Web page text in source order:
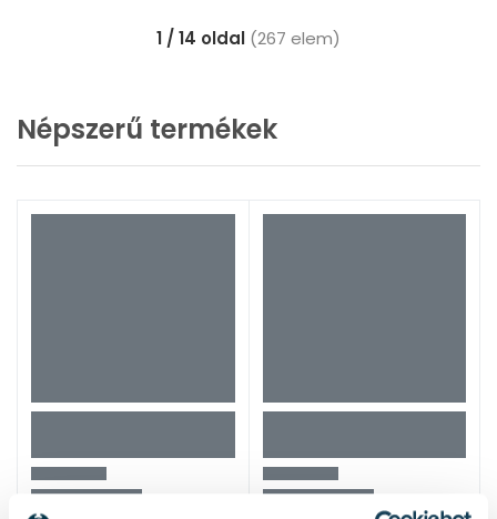
1 / 14 oldal (267 elem)
Népszerű termékek